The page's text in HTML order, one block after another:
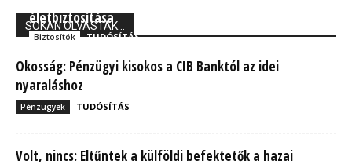
SOKAN OLVASTÁK...
életbiztosítása
Biztosítók TUDÓSÍTÁS
Okosság: Pénzügyi kisokos a CIB Banktól az idei
nyaraláshoz
Pénzügyek TUDÓSÍTÁS
Volt, nincs: Eltűntek a külföldi befektetők a hazai